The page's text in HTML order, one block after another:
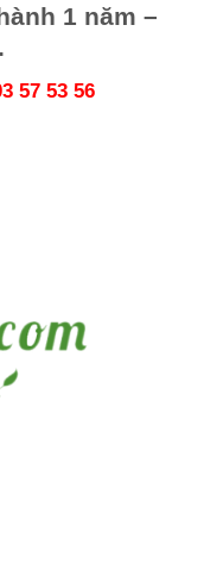
1 năm –
57 53 56